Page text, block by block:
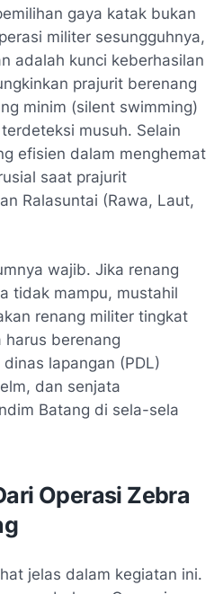
gaya katak bukan
militer sesungguhnya,
adalah kunci keberhasilan
prajurit berenang
minim (silent swimming)
musuh. Selain
efisien dalam menghemat
saat prajurit
Ralasuntai (Rawa, Laut,
wajib. Jika renang
tidak mampu, mustahil
renang militer tingkat
harus berenang
lapangan (PDL)
dan senjata
Batang di sela-sela
Operasi Zebra
jelas dalam kegiatan ini.